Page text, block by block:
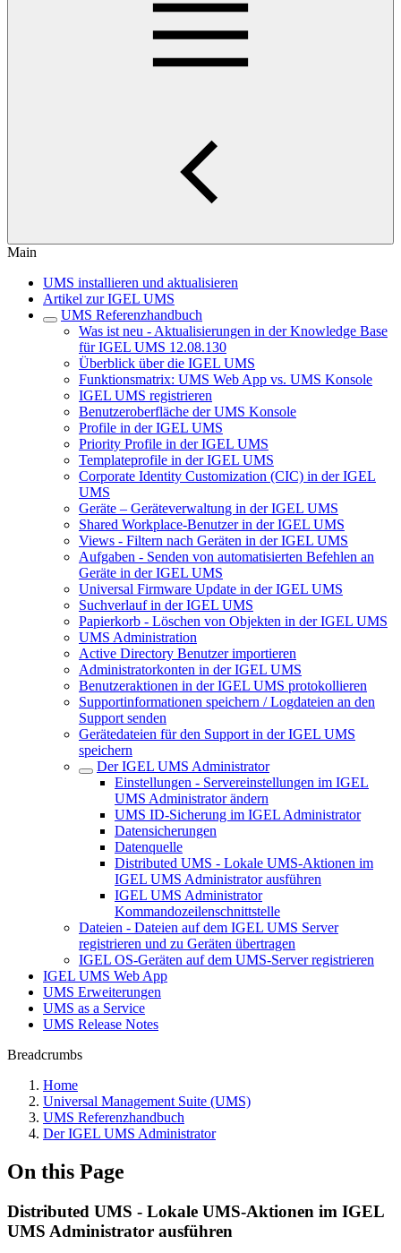
Main
UMS installieren und aktualisieren
Artikel zur IGEL UMS
UMS Referenzhandbuch
Was ist neu - Aktualisierungen in der Knowledge Base
für IGEL UMS 12.08.130
Überblick über die IGEL UMS
Funktionsmatrix: UMS Web App vs. UMS Konsole
IGEL UMS registrieren
Benutzeroberfläche der UMS Konsole
Profile in der IGEL UMS
Priority Profile in der IGEL UMS
Templateprofile in der IGEL UMS
Corporate Identity Customization (CIC) in der IGEL
UMS
Geräte – Geräteverwaltung in der IGEL UMS
Shared Workplace-Benutzer in der IGEL UMS
Views - Filtern nach Geräten in der IGEL UMS
Aufgaben - Senden von automatisierten Befehlen an
Geräte in der IGEL UMS
Universal Firmware Update in der IGEL UMS
Suchverlauf in der IGEL UMS
Papierkorb - Löschen von Objekten in der IGEL UMS
UMS Administration
Active Directory Benutzer importieren
Administratorkonten in der IGEL UMS
Benutzeraktionen in der IGEL UMS protokollieren
Supportinformationen speichern / Logdateien an den
Support senden
Gerätedateien für den Support in der IGEL UMS
speichern
Der IGEL UMS Administrator
Einstellungen - Servereinstellungen im IGEL
UMS Administrator ändern
UMS ID-Sicherung im IGEL Administrator
Datensicherungen
Datenquelle
Distributed UMS - Lokale UMS-Aktionen im
IGEL UMS Administrator ausführen
IGEL UMS Administrator
Kommandozeilenschnittstelle
Dateien - Dateien auf dem IGEL UMS Server
registrieren und zu Geräten übertragen
IGEL OS-Geräten auf dem UMS-Server registrieren
IGEL UMS Web App
UMS Erweiterungen
UMS as a Service
UMS Release Notes
Breadcrumbs
Home
Universal Management Suite (UMS)
UMS Referenzhandbuch
Der IGEL UMS Administrator
On this Page
Distributed UMS - Lokale UMS-Aktionen im IGEL
UMS Administrator ausführen